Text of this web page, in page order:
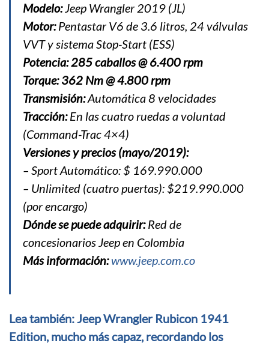
Modelo:Jeep Wrangler 2019 (JL)
Motor:Pentastar V6 de 3.6 litros, 24 válvulas
VVT y sistema Stop-Start (ESS)
Potencia: 285 caballos @ 6.400 rpm
Torque: 362 Nm @ 4.800 rpm
Transmisión:Automática 8 velocidades
Tracción:En las cuatro ruedas a voluntad
(Command-Trac 4×4)
Versiones y precios (mayo/2019):
– Sport Automático: $ 169.990.000
– Unlimited (cuatro puertas): $219.990.000
(por encargo)
Dónde se puede adquirir:Red de
concesionarios Jeep en Colombia
Más información: www.jeep.com.co
Lea también: Jeep Wrangler Rubicon 1941
Edition, mucho más capaz, recordando los